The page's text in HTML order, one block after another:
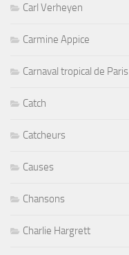
Carl Verheyen
Carmine Appice
Carnaval tropical de Paris
Catch
Catcheurs
Causes
Chansons
Charlie Hargrett